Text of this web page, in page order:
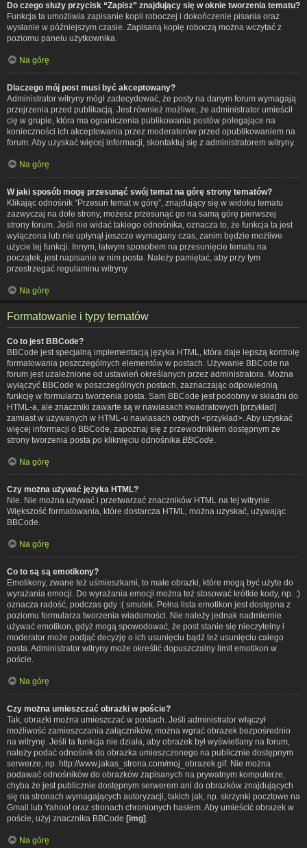
Do czego służy przycisk “Zapisz” znajdujący się w oknie tworzenia tematu?
Funkcja ta umożliwia zapisanie kopii roboczej i dokończenie pisania oraz
wysłanie w późniejszym czasie. Zapisaną kopię roboczą można wczytać z
poziomu panelu użytkownika.
Na górę
Dlaczego mój post musi być akceptowany?
Administrator witryny mógł zadecydować, że posty na danym forum wymagają
przejrzenia przed publikacją. Jest również możliwe, że administrator umieścił
cię w grupie, która ma ograniczenia publikowania postów polegające na
konieczności ich akceptowania przez moderatorów przed opublikowaniem na
forum. Aby uzyskać więcej informacji, skontaktuj się z administratorem witryny.
Na górę
W jaki sposób mogę przesunąć swój temat na górę strony tematów?
Klikając odnośnik “Przesuń temat w górę”, znajdujący się w widoku tematu
zazwyczaj na dole strony, możesz przesunąć go na samą górę pierwszej
strony forum. Jeśli nie widać takiego odnośnika, oznacza to, że funkcja ta jest
wyłączona lub nie upłynął jeszcze wymagany czas, zanim będzie możliwe
użycie tej funkcji. Innym, łatwym sposobem na przesunięcie tematu na
początek, jest napisanie w nim posta. Należy pamiętać, aby przy tym
przestrzegać regulaminu witryny.
Na górę
Formatowanie i typy tematów
Co to jest BBCode?
BBCode jest specjalną implementacją języka HTML, która daje lepszą kontrolę
formatowania poszczególnych elementów w postach. Używanie BBCode na
forum jest uzależnione od ustawień określanych przez administratora. Można
wyłączyć BBCode w poszczególnych postach, zaznaczając odpowiednią
funkcję w formularzu tworzenia posta. Sam BBCode jest podobny w składni do
HTML-a, ale znaczniki zawarte są w nawiasach kwadratowych [przykład]
zamiast w używanych w HTML-u nawiasach ostrych <przykład>. Aby uzyskać
więcej informacji o BBCode, zapoznaj się z przewodnikiem dostępnym ze
strony tworzenia posta po kliknięciu odnośnika BBCode
Na górę
Czy można używać języka HTML?
Nie. Nie można używać i przetwarzać znaczników HTML na tej witrynie.
Większość formatowania, które dostarcza HTML, można uzyskać, używając
BBCode.
Na górę
Co to są są emotikony?
Emotikony, zwane też uśmieszkami, to małe obrazki, które mogą być użyte do
wyrażania emocji. Do wyrażania emocji można też stosować krótkie kody, np. :)
oznacza radość, podczas gdy :( smutek. Pełna lista emotikon jest dostępna z
poziomu formularza tworzenia wiadomości. Nie należy jednak nadmiernie
używać emotikon, gdyż mogą spowodować, że post stanie się nieczytelny i
moderator może podjąć decyzję o ich usunięciu bądź też usunięciu całego
posta. Administrator witryny może określić dopuszczalny limit emotikon w
poście.
Na górę
Czy można umieszczać obrazki w poście?
Tak, obrazki można umieszczać w postach. Jeśli administrator włączył
możliwość zamieszczania załączników, można wgrać obrazek bezpośrednio
na witrynę. Jeśli ta funkcja nie działa, aby obrazek był wyświetlany na forum,
należy podać odnośnik do obrazka umieszczonego na publicznie dostępnym
serwerze, np. http://www.jakas_strona.com/moj_obrazek.gif. Nie można
podawać odnośników do obrazków zapisanych na prywatnym komputerze,
chyba że jest publicznie dostępnym serwerem ani do obrazków znajdujących
się na stronach wymagających autoryzacji, takich jak, np. skrzynki pocztowe na
Gmail lub Yahoo! oraz stronach chronionych hasłem. Aby umieścić obrazek w
poście, użyj znacznika BBCode [img]
Na górę